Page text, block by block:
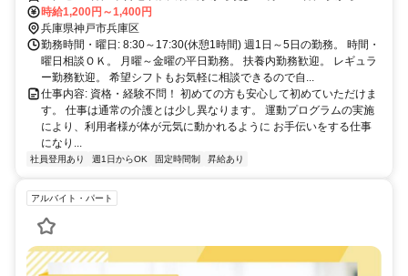
で17分
時給1,200円～1,400円
兵庫県神戸市兵庫区
勤務時間・曜日: 8:30～17:30(休憩1時間) 週1日～5日の勤務。 時間・
曜日相談ＯＫ。 月曜～金曜の平日勤務。 扶養内勤務歓迎。 レギュラ
ー勤務歓迎。 希望シフトもお気軽に相談できるので自...
仕事内容: 資格・経験不問！ 初めての方も安心して初めていただけま
す。 仕事は通常の介護とは少し異なります。 運動プログラムの実施
により、利用者様が体が元気に動かれるように お手伝いをする仕事
になり...
社員登用あり 週1日からOK 固定時間制 昇給あり
アルバイト・パート